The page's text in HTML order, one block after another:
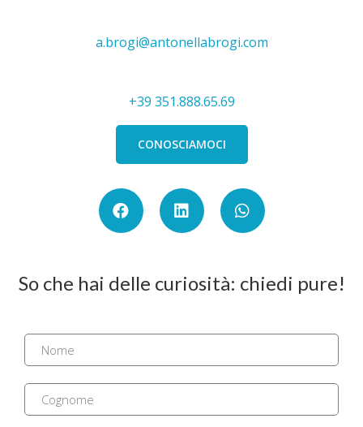
a.brogi@antonellabrogi.com
+39 351.888.65.69
CONOSCIAMOCI
So che hai delle curiosità: chiedi pure!